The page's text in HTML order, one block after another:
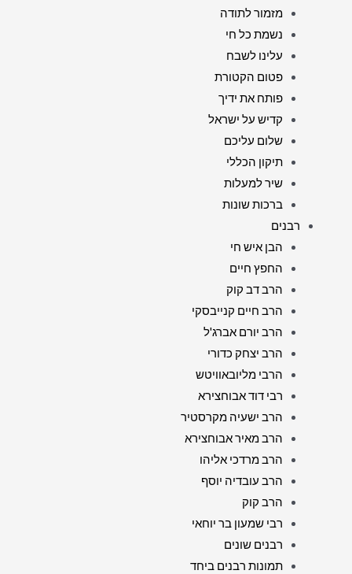
מזמור לתודה
נשמת כל חי
עלינו לשבח
פטום הקטורת
פותח את ידיך
קדיש על ישראל
שלום עליכם
תיקון הכללי
שיר למעלות
ברכות שונות
רבנים
הבן איש חי
החפץ חיים
הרב דב קוק
הרב חיים קנייבסקי
הרב יורם אברג'ל
הרב יצחק כדורי
הרבי מליובאוויטש
רבי דוד אבוחצירא
הרב ישעיה מקרסטיר
הרב מאיר אבוחצירא
הרב מרדכי אליהו
הרב עובדיה יוסף
הרב קוק
רבי שמעון בר יוחאי
רבנים שונים
תמונות רבנים ביחד